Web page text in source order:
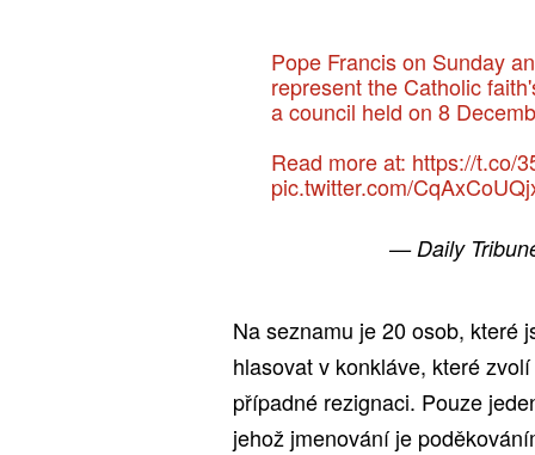
Pope Francis on Sunday
represent the Catholic
a council held on 8
Read more at: https://t.co/
pic.twitter.com/
— Daily
Na seznamu je 20 osob, které
hlasovat v konkláve, které
případné rezignaci. Pouze
jehož jmenování je